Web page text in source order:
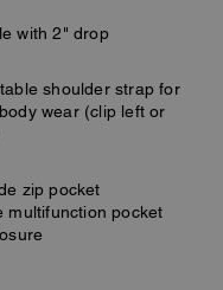
with 2" drop
shoulder strap for
wear (clip left or
zip pocket
multifunction pocket